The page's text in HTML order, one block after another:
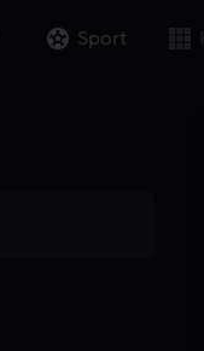
Sport